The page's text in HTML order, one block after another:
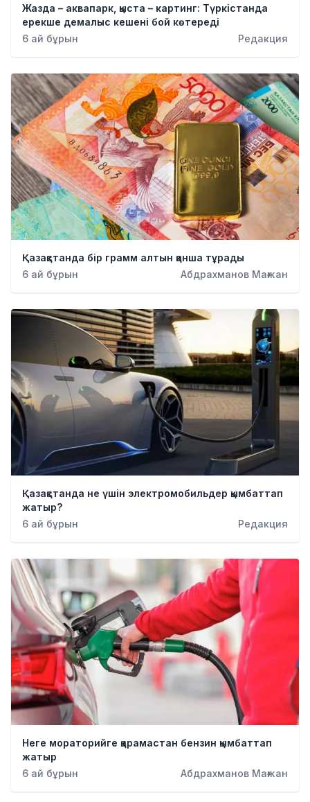
Жазда – аквапарк, қыста – картинг: Түркістанда
ерекше демалыс кешені бой көтереді
6 ай бұрын
Редакция
Қазақстанда бір грамм алтын қанша тұрады
6 ай бұрын
Абдрахманов Мағжан
Қазақстанда не үшін электромобильдер қымбаттап
жатыр?
6 ай бұрын
Редакция
Неге мораторийге қарамастан бензин қымбаттап
жатыр
6 ай бұрын
Абдрахманов Мағжан